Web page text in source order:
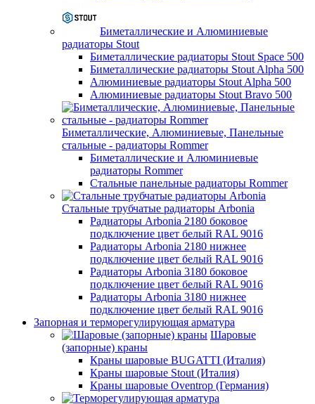
Биметаллические и Алюминиевые
радиаторы Stout
Биметаллические радиаторы Stout Space 500
Биметаллические радиаторы Stout Alpha 500
Алюминиевые радиаторы Stout Alpha 500
Алюминиевые радиаторы Stout Bravo 500
Биметаллические, Алюминиевые, Панельные
стальные - радиаторы Rommer
Биметаллические и Алюминиевые
радиаторы Rommer
Стальные панельные радиаторы Rommer
Стальные трубчатые радиаторы Arbonia
Радиаторы Arbonia 2180 боковое
подключение цвет белый RAL 9016
Радиаторы Arbonia 2180 нижнее
подключение цвет белый RAL 9016
Радиаторы Arbonia 3180 боковое
подключение цвет белый RAL 9016
Радиаторы Arbonia 3180 нижнее
подключение цвет белый RAL 9016
Запорная и терморегулирующая арматура
Шаровые
(запорные) краны
Краны шаровые BUGATTI (Италия)
Краны шаровые Stout (Италия)
Краны шаровые Oventrop (Германия)